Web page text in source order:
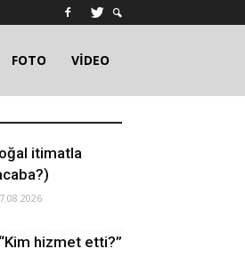
FOTO VİDEO
itimatla
hizmet etti?”